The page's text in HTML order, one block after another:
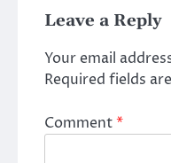
Leave a Reply
Your email
Required fields
Comment*